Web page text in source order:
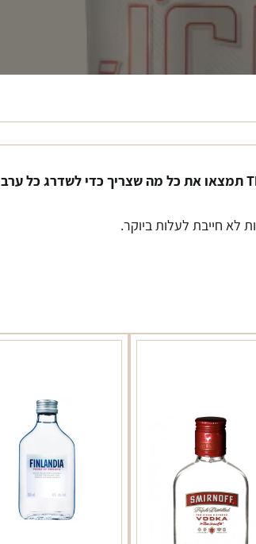
תמצאו את כל מה שצריך כדי לשדרג כל ערב
לא חייבת לעלות ביוקר.